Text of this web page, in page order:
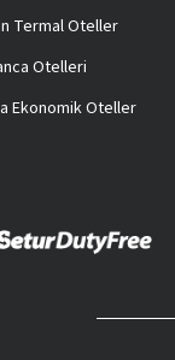
Termal Oteller
Otelleri
Ekonomik Oteller